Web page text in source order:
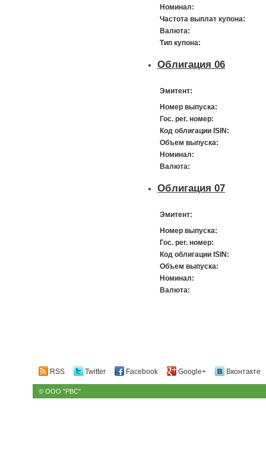
Номинал:
Частота выплат купона:
Валюта:
Тип купона:
Облигация 06
Эмитент:
Номер выпуска:
Гос. рег. номер:
Код облигации ISIN:
Объем выпуска:
Номинал:
Валюта:
Облигация 07
Эмитент:
Номер выпуска:
Гос. рег. номер:
Код облигации ISIN:
Объем выпуска:
Номинал:
Валюта:
RSS Twitter Facebook Google+ Вконтакте
© ООО "РВС"